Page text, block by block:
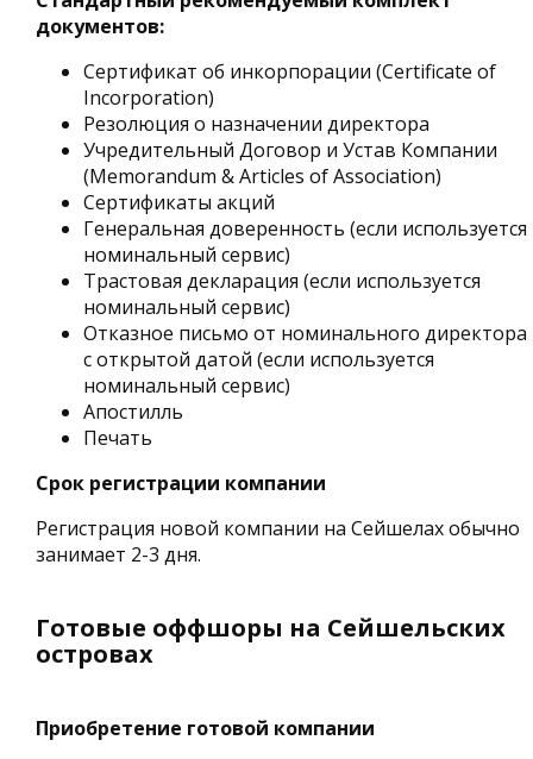
документов:
Сертификат об инкорпорации (Certificate of
Incorporation)
Резолюция о назначении директора
Учредительный Договор и Устав Компании
(Memorandum & Articles of Association)
Сертификаты акций
Генеральная доверенность (если используется
номинальный сервис)
Трастовая декларация (если используется
номинальный сервис)
Отказное письмо от номинального директора
с открытой датой (если используется
номинальный сервис)
Апостилль
Печать
Срок регистрации компании
Регистрация новой компании на Сейшелах обычно
занимает 2-3 дня.
Готовые оффшоры на Сейшельских
островах
Приобретение готовой компании